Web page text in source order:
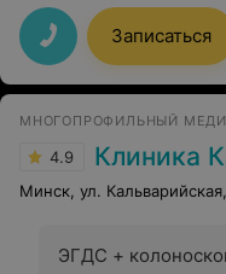
позитивному отношению
медсестры. Выражаю свою благодарность врачу
эндоскописту
Ена А.В, медсестре Л.Ф
внимательность,
комфортно
Записаться
МНОГОПРОФИЛЬНЫЙ
4.9 Клиника
Минск, ул.
ЭГДС +